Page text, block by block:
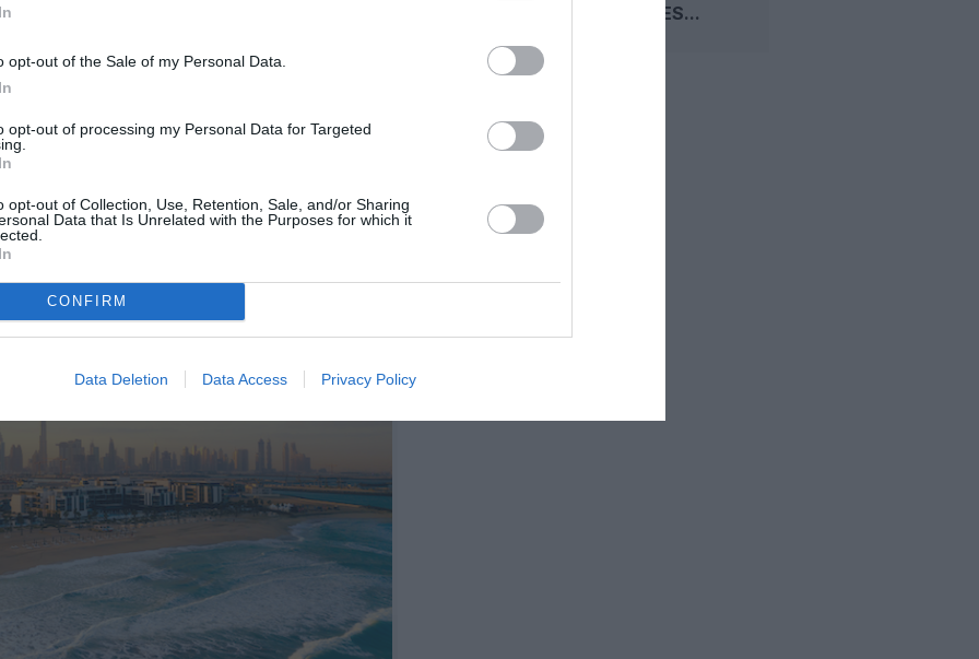
opt-out of the Sale of my Personal Data.
opt-out of processing my Personal Data for Targeted
opt-out of Collection, Use, Retention, Sale, and/or Sharing
Data that Is Unrelated with the Purposes for which it
CONFIRM
Data Deletion Data Access Privacy Policy
Cashless vise à atteindre un taux de 90%
des secteurs publics et privés d’ici fin 2026.
devrait générer un supplément de plus de 8
2 milliards d’euros), grâce à l’adoption de
programme s’intègre dans le cadre plus large
orienté vers la compétitivité fintech et
numériques dans tous les domaines.
D’EMIRATES...